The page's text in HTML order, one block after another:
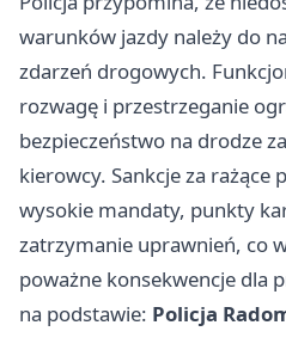
warunków jazdy należy do
zdarzeń drogowych.
rozwagę i przestrzeganie
bezpieczeństwo na drodze
kierowcy. Sankcje za rażące
wysokie mandaty, punkty
zatrzymanie uprawnień, co
poważne konsekwencje dla
na podstawie: Policja